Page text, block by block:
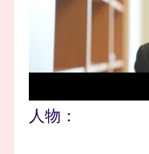
人物：